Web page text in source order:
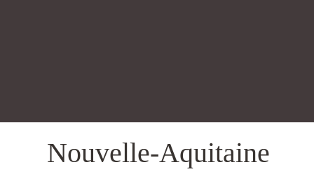
Nouvelle-Aquitaine